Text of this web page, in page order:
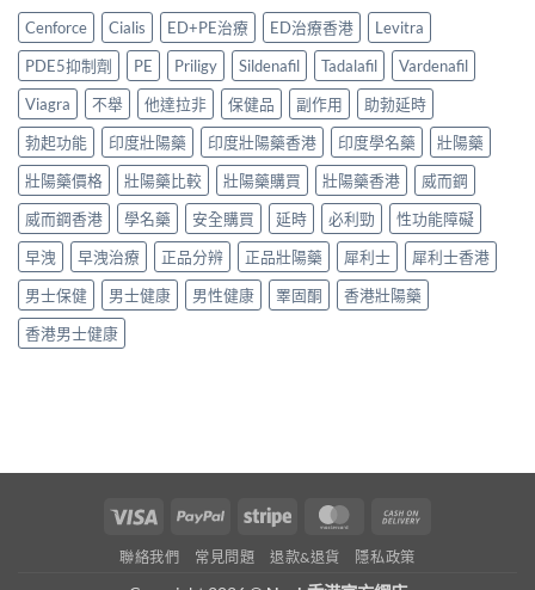
南〉
中
＋
購
買
貼
士〉
中
配
方
壯
陽
品
邊
款
最
值
得
買？〉
中
最
穩
陣？
大
購
買
渠
道
與
正
貨
辨
別
指
南〉
薦
2026：
香
港
款
他
達
拉
非
Generic
全
面
比
較
與
購
Cenforce Cialis ED+PE治療 ED治療香港
Levitra
PDE5抑制劑
PE Priligy Sildenafil Tadalafil
Vardenafil
Viagra
不舉 他達拉非 保健品 副作用
助勃延時
勃起功能
印度壯陽藥 印度壯陽藥香港 印度學名藥
壯陽藥
壯陽藥價格
壯陽藥比較 壯陽藥購買 壯陽藥香港
威而鋼
威而鋼香港
學名藥 安全購買 延時 必利勁
性功能障礙
早洩
早洩治療 正品分辨 正品壯陽藥 犀利士
犀利士香港
男士保健
男士健康 男性健康 睪固酮
香港壯陽藥
香港男士健康
Visa PayPal Stripe MasterCard
聯絡我們 常見問題 退款&退貨 隱私政策